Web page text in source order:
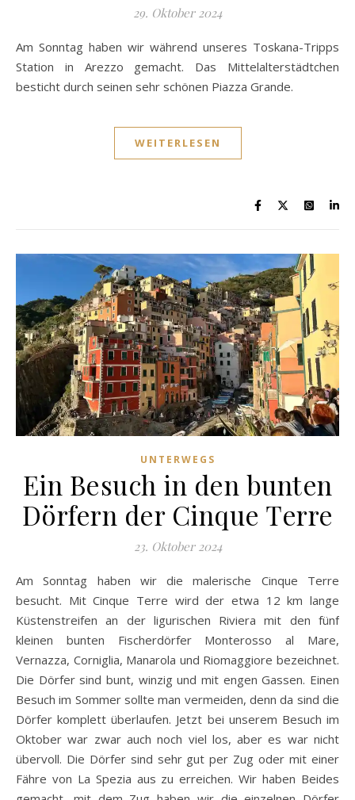
29. Oktober 2024
Am Sonntag haben wir während unseres Toskana-Tripps
Station in Arezzo gemacht. Das Mittelalterstädtchen
besticht durch seinen sehr schönen Piazza Grande.
WEITERLESEN
UNTERWEGS
Ein Besuch in den bunten
Dörfern der Cinque Terre
23. Oktober 2024
Am Sonntag haben wir die malerische Cinque Terre
besucht. Mit Cinque Terre wird der etwa 12 km lange
Küstenstreifen an der ligurischen Riviera mit den fünf
kleinen bunten Fischerdörfer Monterosso al Mare,
Vernazza, Corniglia, Manarola und Riomaggiore bezeichnet.
Die Dörfer sind bunt, winzig und mit engen Gassen. Einen
Besuch im Sommer sollte man vermeiden, denn da sind die
Dörfer komplett überlaufen. Jetzt bei unserem Besuch im
Oktober war zwar auch noch viel los, aber es war nicht
übervoll. Die Dörfer sind sehr gut per Zug oder mit einer
Fähre von La Spezia aus zu erreichen. Wir haben Beides